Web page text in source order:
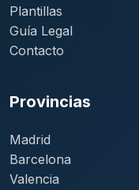
Plantillas
Guía Legal
Contacto
Provincias
Madrid
Barcelona
Valencia